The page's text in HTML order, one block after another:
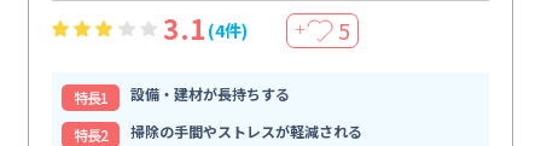
3.1 (4件) ＋ 5
特⻑1
設備・建材が長持ちする
特⻑2
掃除の手間やストレスが軽減される